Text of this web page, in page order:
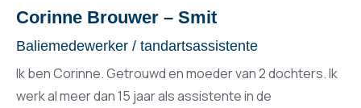
Corinne Brouwer – Smit
Baliemedewerker / tandartsassistente
Ik ben Corinne. Getrouwd en moeder van 2 dochters. Ik
werk al meer dan 15 jaar als assistente in de